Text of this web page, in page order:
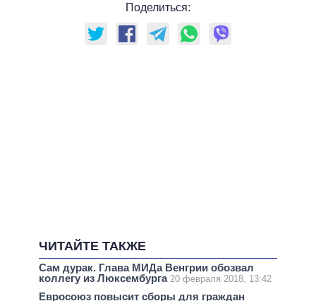
Поделиться:
ЧИТАЙТЕ ТАКЖЕ
Сам дурак. Глава МИДа Венгрии обозвал
коллегу из Люксембурга 20 февраля 2018, 13:42
Евросоюз повысит сборы для граждан